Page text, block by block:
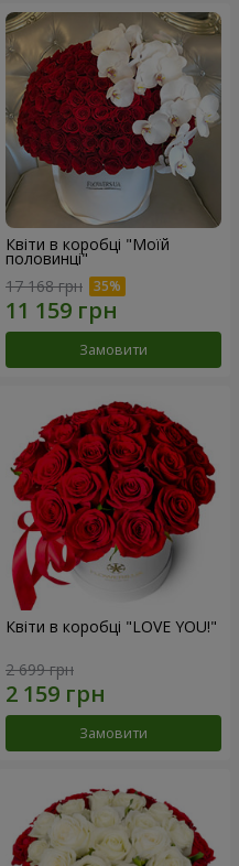
Квіти в коробці "Моїй
половинці"
17 168 грн
Замовити
Квіти в коробці "LOVE YOU!"
2 699 грн
Замовити